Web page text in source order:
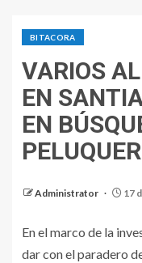
BITACORA
VARIOS
EN
EN
Administrator 17
En el marco de la
dar con el paradero